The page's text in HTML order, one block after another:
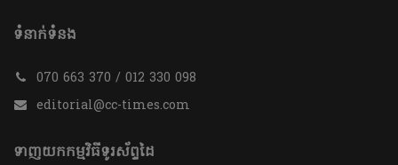
ទំនាក់ទំនង
070 663 370 / 012 330 098
editorial@cc-times.com
ទាញយកកម្មវិធីទូរស័ព្ទដៃ